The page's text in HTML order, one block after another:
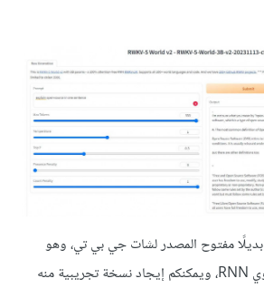
يعد بوت ChatRWKV بديلًا مفتوح المصدر لشات جي بي تي، وهو
يعتمد على النموذج اللغوي RNN، ويمكنكم إيجاد نسخة تجريبية منه